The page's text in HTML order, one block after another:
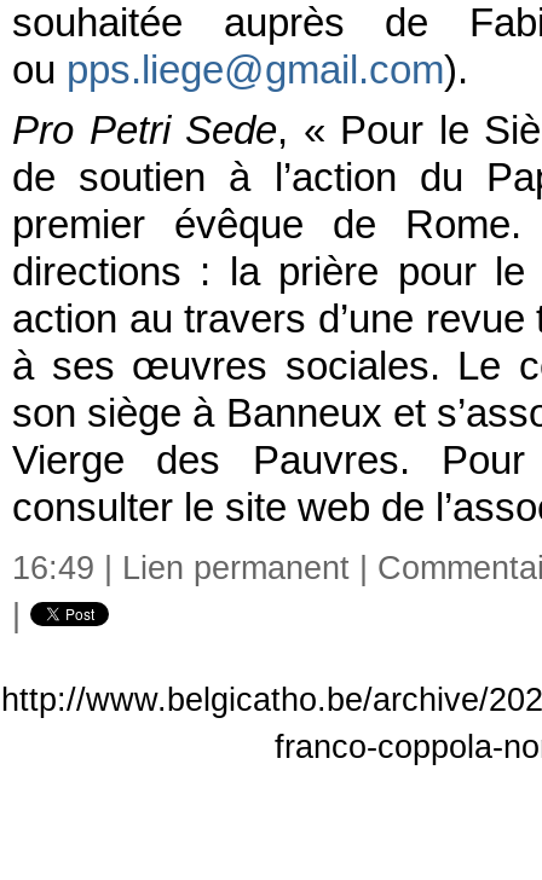
souhaitée auprès de
ou pps.liege@gmail.com).
Pro Petri Sede, « Pour le
de soutien à l’action du
premier évêque de
directions : la prière pour le
action au travers d’une
à ses œuvres sociales. Le
son siège à Banneux et
Vierge des Pauvres. Pour
consulter le site web de
16:49 | Lien permanent
http://www.belgicatho.be/archive/
franco-coppola-